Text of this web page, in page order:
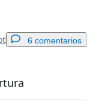
6 comentarios